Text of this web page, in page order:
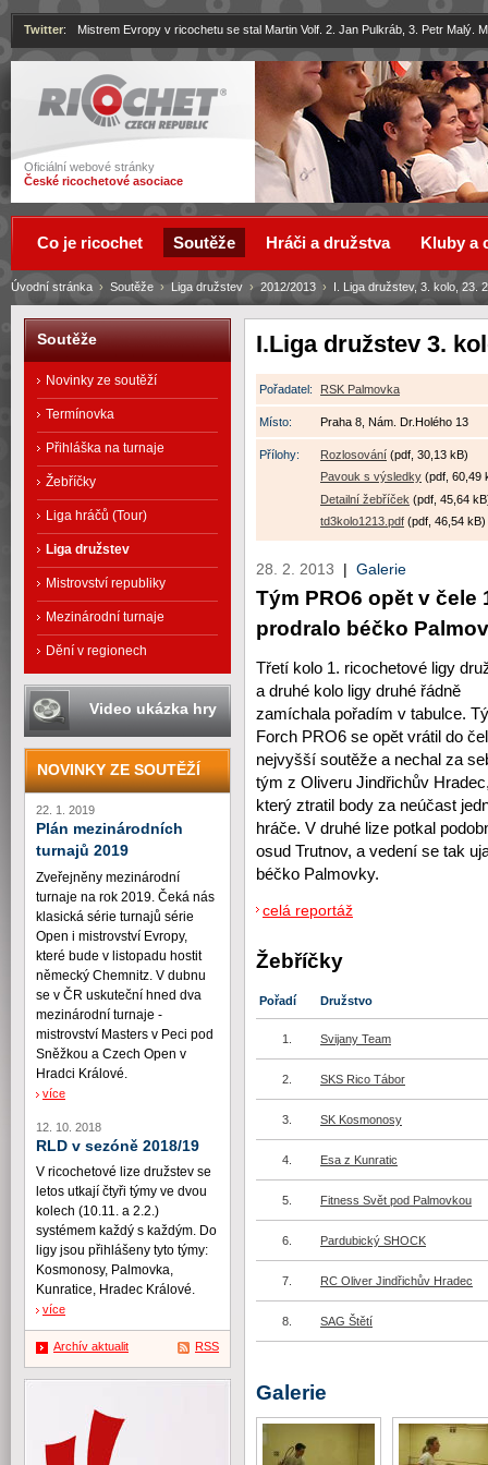
Ricochet
Oficiální webové stránky
České ricochetové asociace
Twitter: Mistrem Evropy v ricochetu se stal Martin Volf. 2. Jan Pulkráb, 3. Petr Malý.
I.Liga družstev 3.
Pořadatel: RSK Palmovka
Místo: Praha 8, Nám. Dr.Holého 13
Přílohy: Rozlosování (pdf, 30,13 kB)
Pavouk s výsledky (pdf, 60,49
Detailní žebříček (pdf, 45,64
td3kolo1213.pdf (pdf, 46,54 kB)
28. 2. 2013 | Galerie
Tým PRO6 opět v čele
prodralo béčko
Třetí kolo 1. ricochetové ligy
a druhé kolo ligy druhé řádně
zamíchala pořadím v tabulce.
Forch PRO6 se opět vrátil do
nejvyšší soutěže a nechal za
tým z Oliveru Jindřichův
který ztratil body za neúčast
hráče. V druhé lize potkal
osud Trutnov, a vedení se tak
béčko Palmovky.
celá reportáž
Žebříčky
Pořadí Družstvo
1. Svijany Team
2. SKS Rico Tábor
3. SK Kosmonosy
4. Esa z Kunratic
5. Fitness Svět pod Palmovkou
6. Pardubický SHOCK
7. RC Oliver Jindřichův Hradec
8. SAG Štětí
Galerie
Úvodní stránka › Soutěže › Liga družstev › 2012/2013 › I. Liga družstev, 3. kolo, 23.
Co je ricochet Soutěže Hráči a družstva Kluby a
Soutěže
Novinky ze soutěží
Termínovka
Přihláška na turnaje
Žebříčky
Liga hráčů (Tour)
Liga družstev
Mistrovství republiky
Mezinárodní turnaje
Dění v regionech
Video ukázka hry
NOVINKY ZE SOUTĚŽÍ
22. 1. 2019
Plán mezinárodních
turnajů 2019
Zveřejněny mezinárodní
turnaje na rok 2019. Čeká nás
klasická série turnajů série
Open i mistrovství Evropy,
které bude v listopadu hostit
německý Chemnitz. V dubnu
se v ČR uskuteční hned dva
mezinárodní turnaje -
mistrovství Masters v Peci pod
Sněžkou a Czech Open v
Hradci Králové.
více
12. 10. 2018
RLD v sezóně 2018/19
V ricochetové lize družstev se
letos utkají čtyři týmy ve dvou
kolech (10.11. a 2.2.)
systémem každý s každým. Do
ligy jsou přihlášeny tyto týmy:
Kosmonosy, Palmovka,
Kunratice, Hradec Králové.
více
Archív aktualit RSS